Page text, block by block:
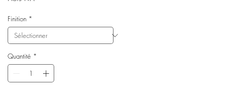
Finition *
Quantité *